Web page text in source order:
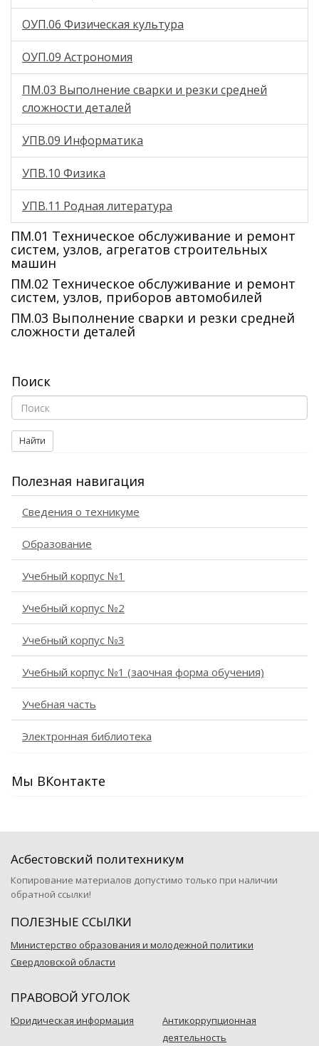
ОУП.06 Физическая культура
ОУП.09 Астрономия
ПМ.03 Выполнение сварки и резки средней
сложности деталей
УПВ.09 Информатика
УПВ.10 Физика
УПВ.11 Родная литература
ПМ.01 Техническое обслуживание и ремонт
систем, узлов, агрегатов строительных
машин
ПМ.02 Техническое обслуживание и ремонт
систем, узлов, приборов автомобилей
ПМ.03 Выполнение сварки и резки средней
сложности деталей
Поиск
Найти
Полезная навигация
Сведения о техникуме
Образование
Учебный корпус №1
Учебный корпус №2
Учебный корпус №3
Учебный корпус №1 (заочная форма обучения)
Учебная часть
Электронная библиотека
Мы ВКонтакте
Асбестовский политехникум
Копирование материалов допустимо только при наличии
обратной ссылки!
ПОЛЕЗНЫЕ ССЫЛКИ
Министерство образования и молодежной политики
Свердловской области
ПРАВОВОЙ УГОЛОК
Юридическая информация
Антикоррупционная
деятельность